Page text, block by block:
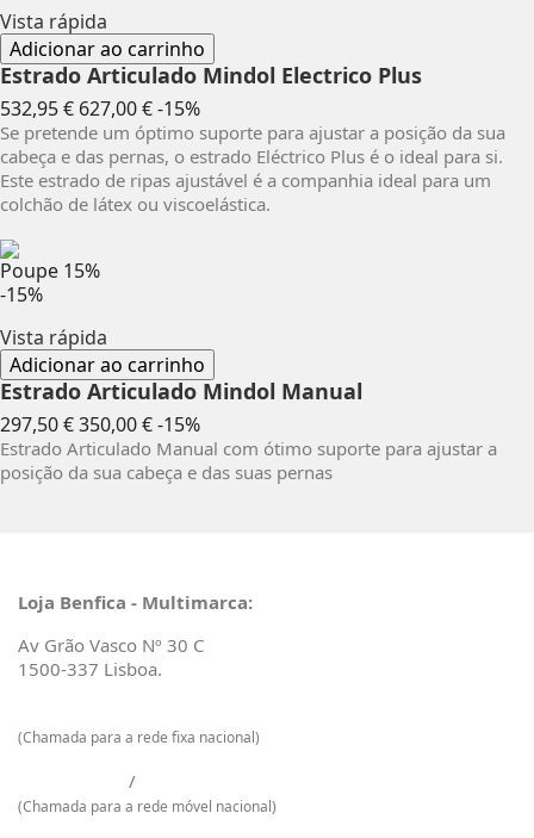
Vista rápida
Adicionar ao carrinho
Estrado Articulado Mindol Electrico Plus
532,95 € Preço
normal
627,00 €-15%Preço
Se pretende um óptimo suporte para ajustar a posição da sua
cabeça e das pernas, o estrado Eléctrico Plus é o ideal para si.
Este estrado de ripas ajustável é a companhia ideal para um
colchão de látex ou viscoelástica.
Poupe 15%
-15%
Vista rápida
Adicionar ao carrinho
Estrado Articulado Mindol Manual
297,50 €Preço
normal
350,00 €-15%Preço
Estrado Articulado Manual com ótimo suporte para ajustar a
posição da sua cabeça e das suas pernas
Loja Benfica - Multimarca:
Av Grão Vasco Nº 30 C
1500-337 Lisboa.
(Chamada para a rede fixa nacional)
/
(Chamada para a rede móvel nacional)